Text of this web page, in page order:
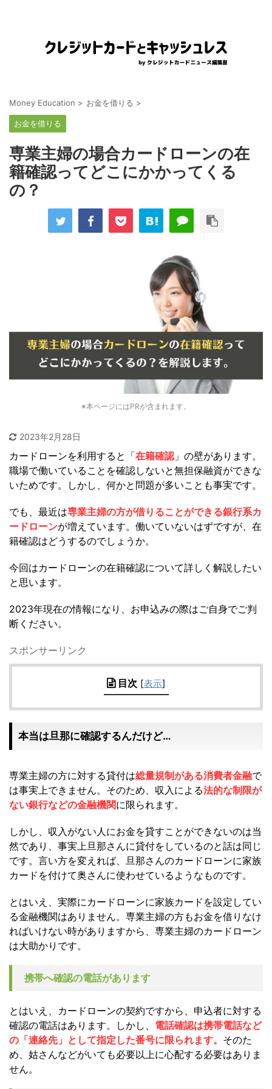
Money Education > お金を借りる >
お金を借りる
専業主婦の場合カードローンの在
籍確認ってどこにかかってくる
の？
※本ページにはPRが含まれます。
2023年2月28日
カードローンを利用すると「在籍確認」の壁があります。
職場で働いていることを確認しないと無担保融資ができな
いためです。しかし、何かと問題が多いことも事実です。
でも、最近は専業主婦の方が借りることができる銀行系カ
ードローンが増えています。働いていないはずですが、在
籍確認はどうするのでしょうか。
今回はカードローンの在籍確認について詳しく解説したい
と思います。
2023年現在の情報になり、お申込みの際はご自身でご判
断ください。
スポンサーリンク
目次 [表示]
本当は旦那に確認するんだけど…
専業主婦の方に対する貸付は総量規制がある消費者金融で
は事実上できません。そのため、収入による法的な制限が
ない銀行などの金融機関に限られます。
しかし、収入がない人にお金を貸すことができないのは当
然であり、事実上旦那さんに貸付をしているのと話は同じ
です。言い方を変えれば、旦那さんのカードローンに家族
カードを付けて奥さんに使わせているようなものです。
とはいえ、実際にカードローンに家族カードを設定してい
る金融機関はありません。専業主婦の方もお金を借りなけ
ればいけない時がありますから、専業主婦のカードローン
は大助かりです。
携帯へ確認の電話があります
とはいえ、カードローンの契約ですから、申込者に対する
確認の電話はあります。しかし、 電話確認は携帯電話など
の「連絡先」として指定した番号に限られます。 そのた
め、姑さんなどがいても必要以上に心配する必要はありま
せん。